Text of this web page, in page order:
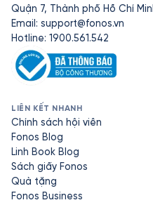
Quận 7, Thành phố Hồ Chí
Email: support@fonos.vn
Hotline: 1900.561.542
LIÊN KẾT NHANH
Chính sách hội viên
Fonos Blog
Linh Book Blog
Sách giấy Fonos
Quà tặng
Fonos Business